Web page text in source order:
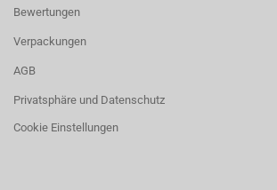
Bewertungen
Verpackungen
AGB
Privatsphäre und Datenschutz
Cookie Einstellungen